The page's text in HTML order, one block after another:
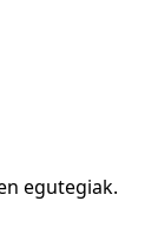
egutegiak.